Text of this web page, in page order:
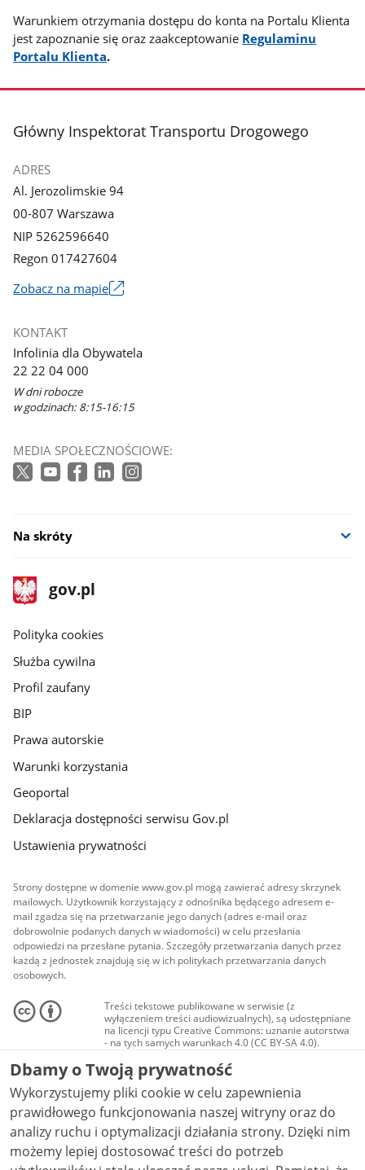
Warunkiem otrzymania dostępu do konta na Portalu Klienta
jest zapoznanie się oraz zaakceptowanie Regulaminu
Portalu Klienta.
stopka
Główny Inspektorat Transportu Drogowego
ADRES
Al. Jerozolimskie 94
00-807 Warszawa
NIP 5262596640
Regon 017427604
Zobacz na mapie
się
w
nowym
oknie
KONTAKT
Infolinia dla Obywatela
22 22 04 000
W dni robocze
w godzinach: 8:15-16:15
MEDIA SPOŁECZNOŚCIOWE:
Na skróty
stopka
gov.pl
Strona
gov.pl
gov.pl
Polityka cookies
Służba cywilna
Profil zaufany
BIP
Prawa autorskie
Warunki korzystania
Geoportal
Deklaracja dostępności serwisu Gov.pl
Ustawienia prywatności
Strony dostępne w domenie www.gov.pl mogą zawierać adresy skrzynek
mailowych. Użytkownik korzystający z odnośnika będącego adresem e-
mail zgadza się na przetwarzanie jego danych (adres e-mail oraz
dobrowolnie podanych danych w wiadomości) w celu przesłania
odpowiedzi na przesłane pytania. Szczegóły przetwarzania danych przez
każdą z jednostek znajdują się w ich politykach przetwarzania danych
osobowych.
Treści tekstowe publikowane w serwisie (z
wyłączeniem treści audiowizualnych), są udostępniane
na licencji typu Creative Commons: uznanie autorstwa
- na tych samych warunkach 4.0 (CC BY-SA 4.0).
Materiały audiowizualne, w tym zdjęcia, materiały
audio i wideo, są udostępniane na licencji typu
Creative Commons: uznanie autorstwa użycie
niekomercyjne - bez utworów zależnych 4.0 (CC BY-
NC-ND 4.0), o ile nie jest to stwierdzone inaczej.
Dbamy o Twoją prywatność
Wykorzystujemy pliki cookie w celu zapewnienia
prawidłowego funkcjonowania naszej witryny oraz do
analizy ruchu i optymalizacji działania strony. Dzięki nim
możemy lepiej dostosować treści do potrzeb